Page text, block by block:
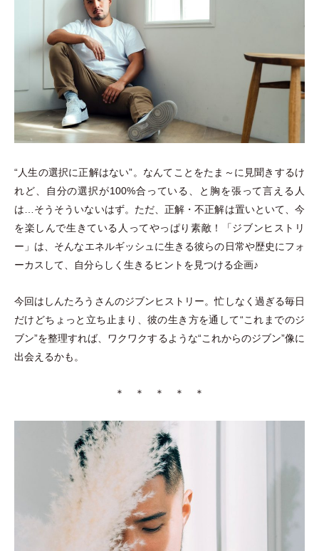
“人生の選択に正解はない”。なんてことをたま～に見聞きするけ
れど、自分の選択が100%合っている、と胸を張って言える人
は…そうそういないはず。ただ、正解 ・不正解は置いといて、今
を楽しんで生きている人ってやっぱり素敵！
「ジブンヒストリ
ー 」 は、そんなエネルギッシュに生きる彼らの日常や歴史にフォ
ーカスして、自分らしく生きるヒントを見つける企画♪
今回はしんたろうさんのジブンヒストリー。忙しなく過ぎる毎日
だけどちょっと立ち止まり、彼の生き方を通して“これまでのジ
ブン”を整理すれば、ワクワクするような“これからのジブン”像に
出会えるかも。
＊ ＊ ＊ ＊ ＊